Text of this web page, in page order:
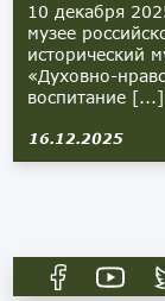
10 декабря
музее
исторический
«Духовно-
воспитание [...]
16.12.2025